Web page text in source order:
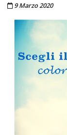
Pubblicato il
9 Marzo 2020